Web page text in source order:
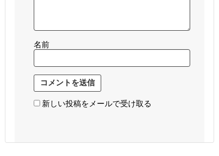
名前
新しい投稿をメールで受け取る